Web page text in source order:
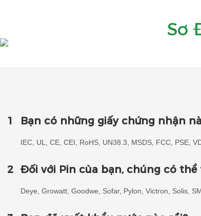
Sơ
1 Bạn có những giấy chứng nhận
IEC, UL, CE, CEI, RoHS, UN38.3, MSDS, FCC, PSE,
2 Đối với Pin của bạn, chúng có
Deye, Growatt, Goodwe, Sofar, Pylon, Victron, Solis,